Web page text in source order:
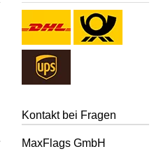
Kontakt bei Fragen
MaxFlags GmbH